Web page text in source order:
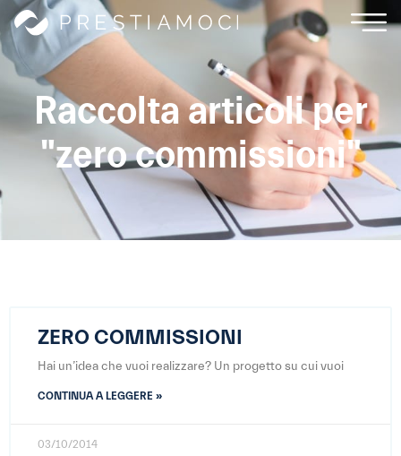
Raccolta articoli per
"zero commissioni"
ZERO COMMISSIONI
Hai un’idea che vuoi realizzare? Un progetto su cui vuoi
CONTINUA A LEGGERE »
03/10/2014